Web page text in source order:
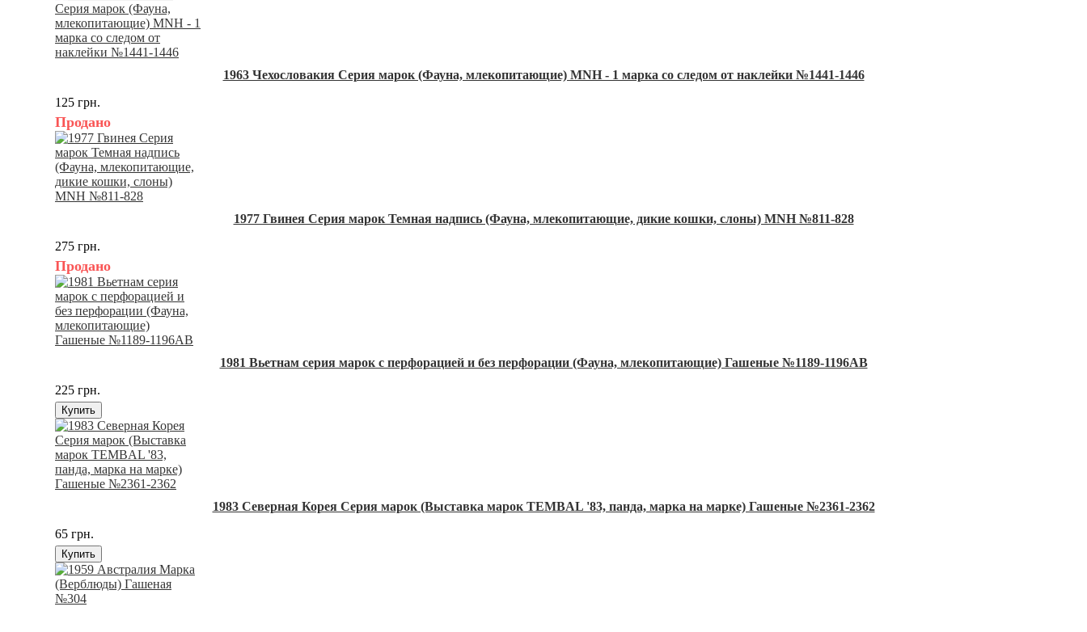
1963 Чехословакия Серия марок (Фауна, млекопитающие) MNH - 1 марка со следом от наклейки №1441-1446
125 грн.
Продано
1977 Гвинея Серия марок Темная надпись (Фауна, млекопитающие, дикие кошки, слоны) MNH №811-828
275 грн.
Продано
1981 Вьетнам серия марок с перфорацией и без перфорации (Фауна, млекопитающие) Гашеные №1189-1196AB
225 грн.
Купить
1983 Северная Корея Серия марок (Выставка марок TEMBAL '83, панда, марка на марке) Гашеные №2361-2362
65 грн.
Купить